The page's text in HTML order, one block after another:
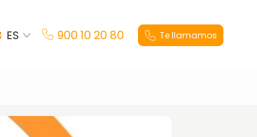
ES
900 10 20 80 Te llamamos